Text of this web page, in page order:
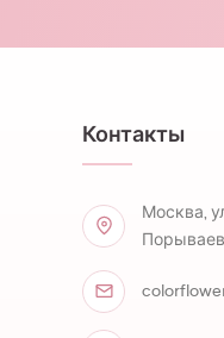
Контакты
Москва,